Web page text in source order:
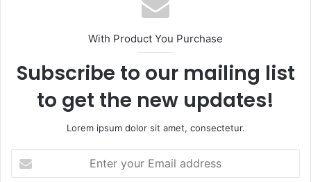
With Product You Purchase
Subscribe to our mailing list
to get the new updates!
Lorem ipsum dolor sit amet, consectetur.
your